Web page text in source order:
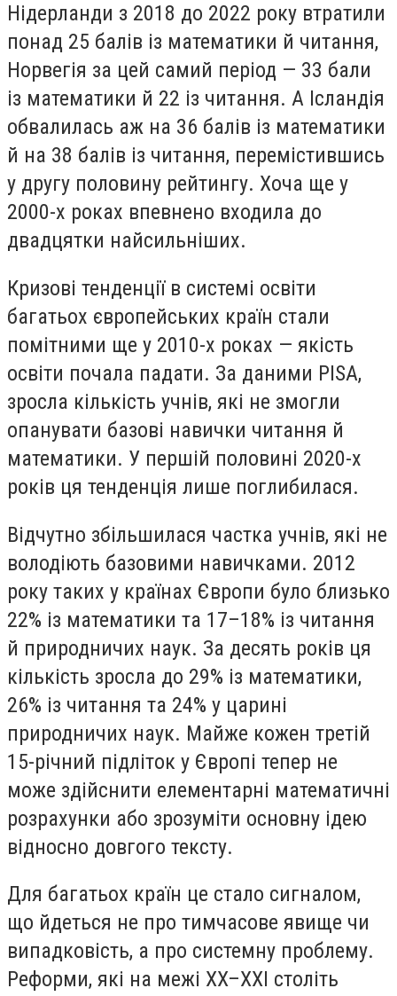
Нідерланди з 2018 до 2022 року втратили
понад 25 балів із математики й читання,
Норвегія за цей самий період — 33 бали
із математики й 22 із читання. А Ісландія
обвалилась аж на 36 балів із математики
й на 38 балів із читання, перемістившись
у другу половину рейтингу. Хоча ще у
2000-х роках впевнено входила до
двадцятки найсильніших.
Кризові тенденції в системі освіти
багатьох європейських країн стали
помітними ще у 2010-х роках — якість
освіти почала падати. За даними PISA,
зросла кількість учнів, які не змогли
опанувати базові навички читання й
математики. У першій половині 2020-х
років ця тенденція лише поглибилася.
Відчутно збільшилася частка учнів, які не
володіють базовими навичками. 2012
року таких у країнах Європи було близько
22% із математики та 17–18% із читання
й природничих наук. За десять років ця
кількість зросла до 29% із математики,
26% із читання та 24% у царині
природничих наук. Майже кожен третій
15-річний підліток у Європі тепер не
може здійснити елементарні математичні
розрахунки або зрозуміти основну ідею
відносно довгого тексту.
Для багатьох країн це стало сигналом,
що йдеться не про тимчасове явище чи
випадковість, а про системну проблему.
Реформи, які на межі XX–XXI століть